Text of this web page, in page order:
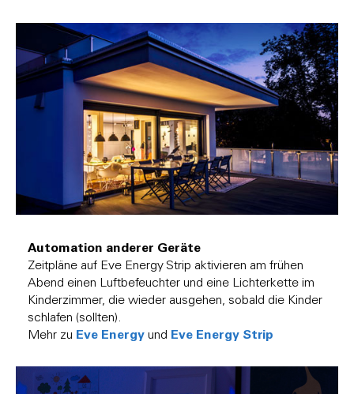
Automation anderer Geräte
Zeitpläne auf Eve Energy Strip aktivieren am frühen
Abend einen Luftbefeuchter und eine Lichterkette im
Kinderzimmer, die wieder ausgehen, sobald die Kinder
schlafen (sollten).
Mehr zu Eve Energy und Eve Energy Strip